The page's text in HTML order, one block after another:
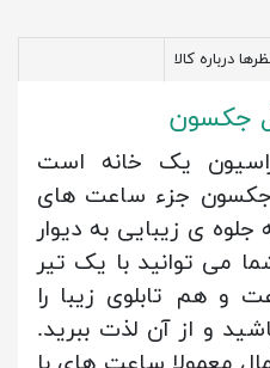
درباره کالا
جکسون
یک خانه است
جکسون جزء ساعت های
جلوه ی زیبایی به دیوار
می توانید با یک تیر
و هم تابلوی زیبا را
و از آن لذت ببرید.